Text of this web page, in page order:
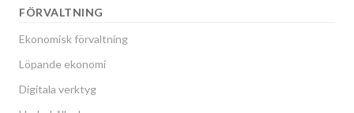
FÖRVALTNING
Ekonomisk förvaltning
Löpande ekonomi
Digitala verktyg